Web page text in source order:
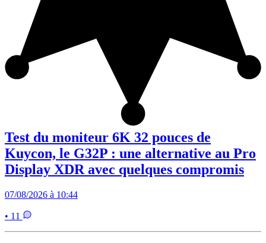
Test du moniteur 6K 32 pouces de
Kuycon, le G32P : une alternative au Pro
Display XDR avec quelques compromis
07/08/2026 à 10:44
• 11